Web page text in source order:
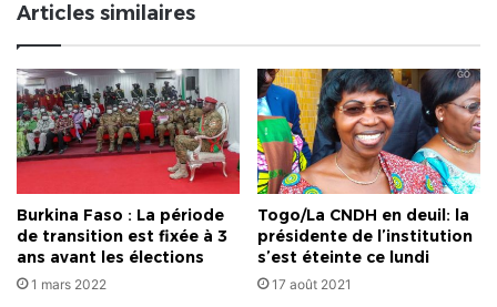
est
publiée
Articles similaires
Burkina Faso : La période
de transition est fixée à 3
ans avant les élections
1 mars 2022
Togo/La CNDH en deuil: la
présidente de l’institution
s’est éteinte ce lundi
17 août 2021